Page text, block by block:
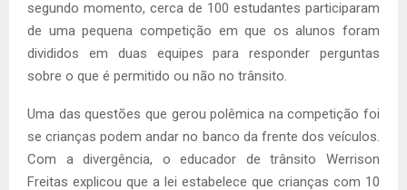
segundo momento, cerca de 100 estudantes participaram
de uma pequena competição em que os alunos foram
divididos em duas equipes para responder perguntas
sobre o que é permitido ou não no trânsito.
Uma das questões que gerou polêmica na competição foi
se crianças podem andar no banco da frente dos veículos.
Com a divergência, o educador de trânsito Werrison
Freitas explicou que a lei estabelece que crianças com 10